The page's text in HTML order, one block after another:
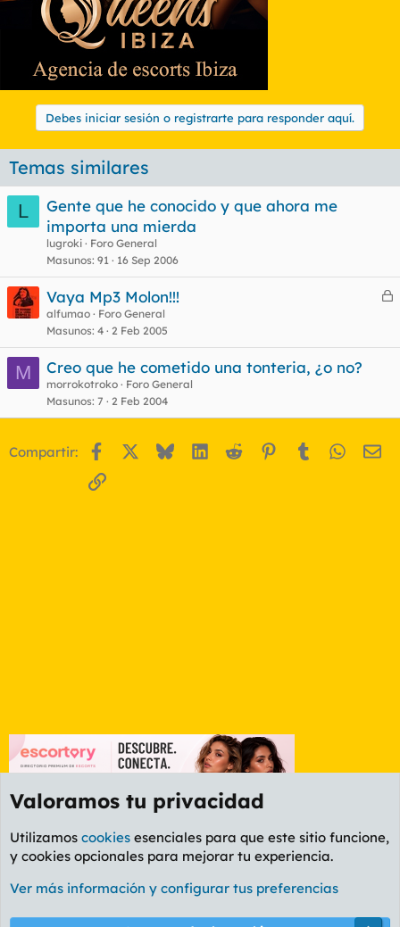
Debes iniciar sesión o registrarte para responder aquí.
Temas similares
L
Gente que he conocido y que ahora me
importa una mierda
lugroki
Foro General
Masunos 91 16 Sep 2006
C
r
Vaya Mp3 Molon!!!
alfumao
Foro General
Masunos 4 2 Feb 2005
M Creo que he cometido una tonteria, ¿o no?
morrokotroko
Foro General
Masunos 7 2 Feb 2004
Compartir: Facebook BlueskyLinkedIn
Reddit Pinterest
Tumblr
Enlace
Foro General
Cookies
PL OLDSTYLE AMARILLO
Valoramos tu privacidad
Utilizamos cookies esenciales para que este sitio funcione,
y cookies opcionales para mejorar tu experiencia.
Ver más información y configurar tus preferencias